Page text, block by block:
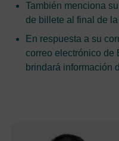
También menciona
de billete al final de
En respuesta a su
correo electrónico de
brindará información